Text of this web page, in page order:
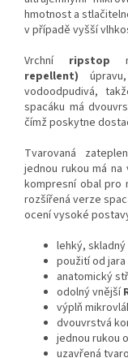
hmotnost a
v případě vyšší
Vrchní
ripstop
repellent)
vodoodpudivá,
spacáku má
čímž poskytne
Tvarovaná
jednou rukou má
kompresní obal pro
rozšířená verze
ocení vysoké
lehký, skladný
použití od
anatomický
odolný vnější
výplň
dvouvrstvá
jednou rukou
uzavřená